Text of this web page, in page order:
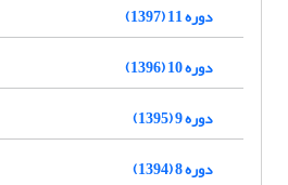
دوره 11 (1397)
دوره 10 (1396)
دوره 9 (1395)
دوره 8 (1394)